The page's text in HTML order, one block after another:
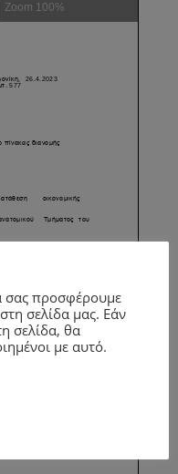
Zoom 100%
σας προσφέρουμε
σελίδα μας. Εάν
σελίδα, θα
με αυτό.